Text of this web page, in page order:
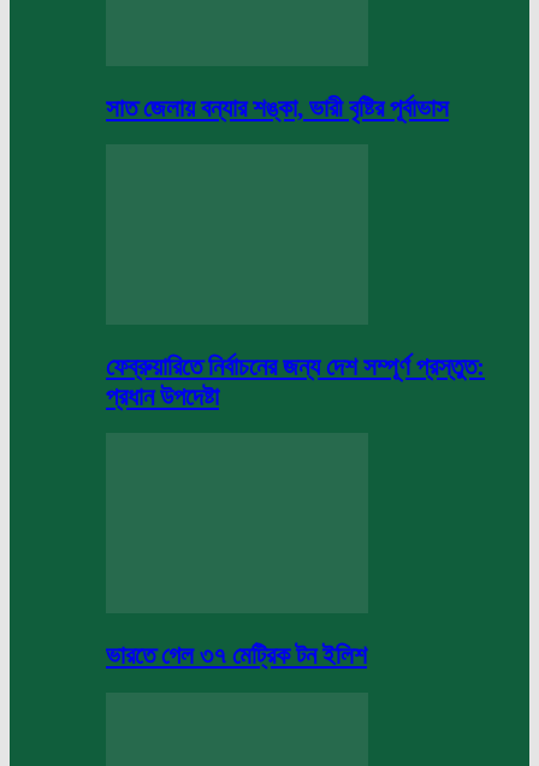
সাত জেলায় বন্যার শঙ্কা, ভারী বৃষ্টির পূর্বাভাস
ফেব্রুয়ারিতে নির্বাচনের জন্য দেশ সম্পূর্ণ প্রস্তুত:
প্রধান উপদেষ্টা
ভারতে গেল ৩৭ মেট্রিক টন ইলিশ